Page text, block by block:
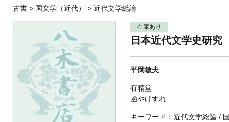
古書 > 国文学（近代） > 近代文学総論
在庫あり
日本近代文学史研究
平岡敏夫
有精堂
函やけすれ
キーワード： 近代文学総論 /